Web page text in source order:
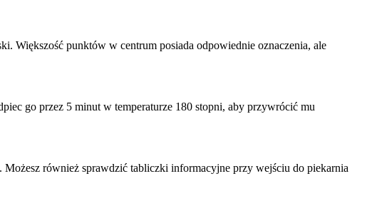
Większość punktów w centrum posiada odpowiednie oznaczenia, ale
go przez 5 minut w temperaturze 180 stopni, aby przywrócić mu
również sprawdzić tabliczki informacyjne przy wejściu do piekarnia